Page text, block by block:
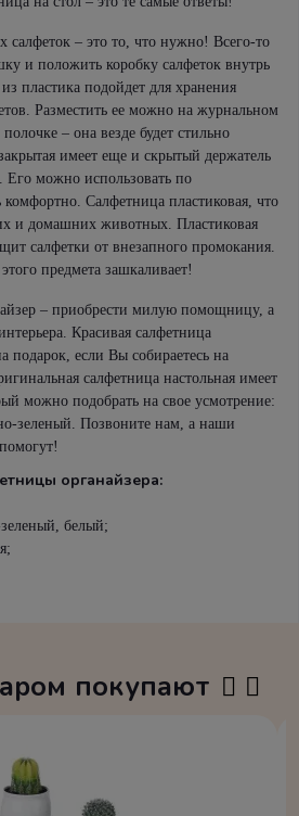
салфеток – это то, что нужно! Всего-то
и положить коробку салфеток внутрь
пластика подойдет для хранения
Разместить ее можно на журнальном
– она везде будет стильно
имеет еще и скрытый держатель
Его можно использовать по
комфортно. Салфетница пластиковая, что
и домашних животных. Пластиковая
салфетки от внезапного промокания.
предмета зашкаливает!
– приобрести милую помощницу, а
Красивая салфетница
подарок, если Вы собираетесь на
салфетница настольная имеет
можно подобрать на свое усмотрение:
зеленый. Позвоните нам, а наши
органайзера:
белый;
покупают